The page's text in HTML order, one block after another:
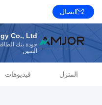
اتصال
Co., Ltd.
جودة بنك
الصين
المنزل فيديوهات